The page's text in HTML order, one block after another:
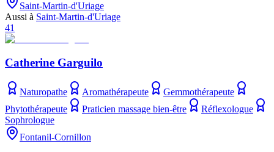
Saint-Martin-d'Uriage
Aussi à Saint-Martin-d'Uriage
41
Catherine Garguilo
Naturopathe Aromathérapeute
Gemmothérapeute
Phytothérapeute
Praticien massage bien-être
Réflexologue
Sophrologue
Fontanil-Cornillon